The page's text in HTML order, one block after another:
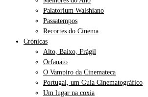
Palatorium Walshiano
Passatempos
Recortes do Cinema
Crónicas
Alto, Baixo, Frágil
Orfanato
O Vampiro da Cinemateca
Portugal, um Guia Cinematográfico
Um lugar na coxia